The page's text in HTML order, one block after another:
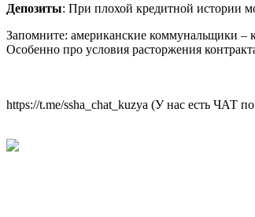
Депозиты: При плохой кредитной истории
Запомните: американские коммунальщики –
Особенно про условия расторжения
https://t.me/ssha_chat_kuzya (У нас есть